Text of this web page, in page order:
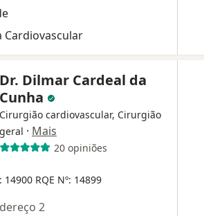
Cardiovascular
Dr. Dilmar Cardeal da
Cunha
Cirurgião cardiovascular, Cirurgião
geral · Mais
20 opiniões
14900 RQE Nº: 14899
2